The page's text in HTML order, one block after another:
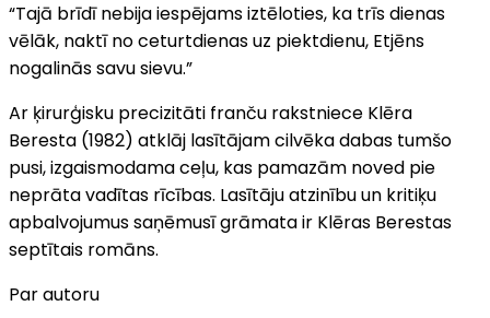
“Tajā brīdī nebija iespējams iztēloties, ka trīs dienas
vēlāk, naktī no ceturtdienas uz piektdienu, Etjēns
nogalinās savu sievu.”
Ar ķirurģisku precizitāti franču rakstniece Klēra
Beresta (1982) atklāj lasītājam cilvēka dabas tumšo
pusi, izgaismodama ceļu, kas pamazām noved pie
neprāta vadītas rīcības. Lasītāju atzinību un kritiķu
apbalvojumus saņēmusī grāmata ir Klēras Berestas
septītais romāns.
Par autoru